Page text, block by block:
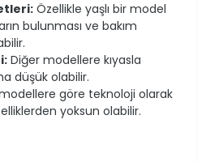
Özellikle yaşlı bir model
bulunması ve bakım
Diğer modellere kıyasla
düşük olabilir.
göre teknoloji olarak
yoksun olabilir.